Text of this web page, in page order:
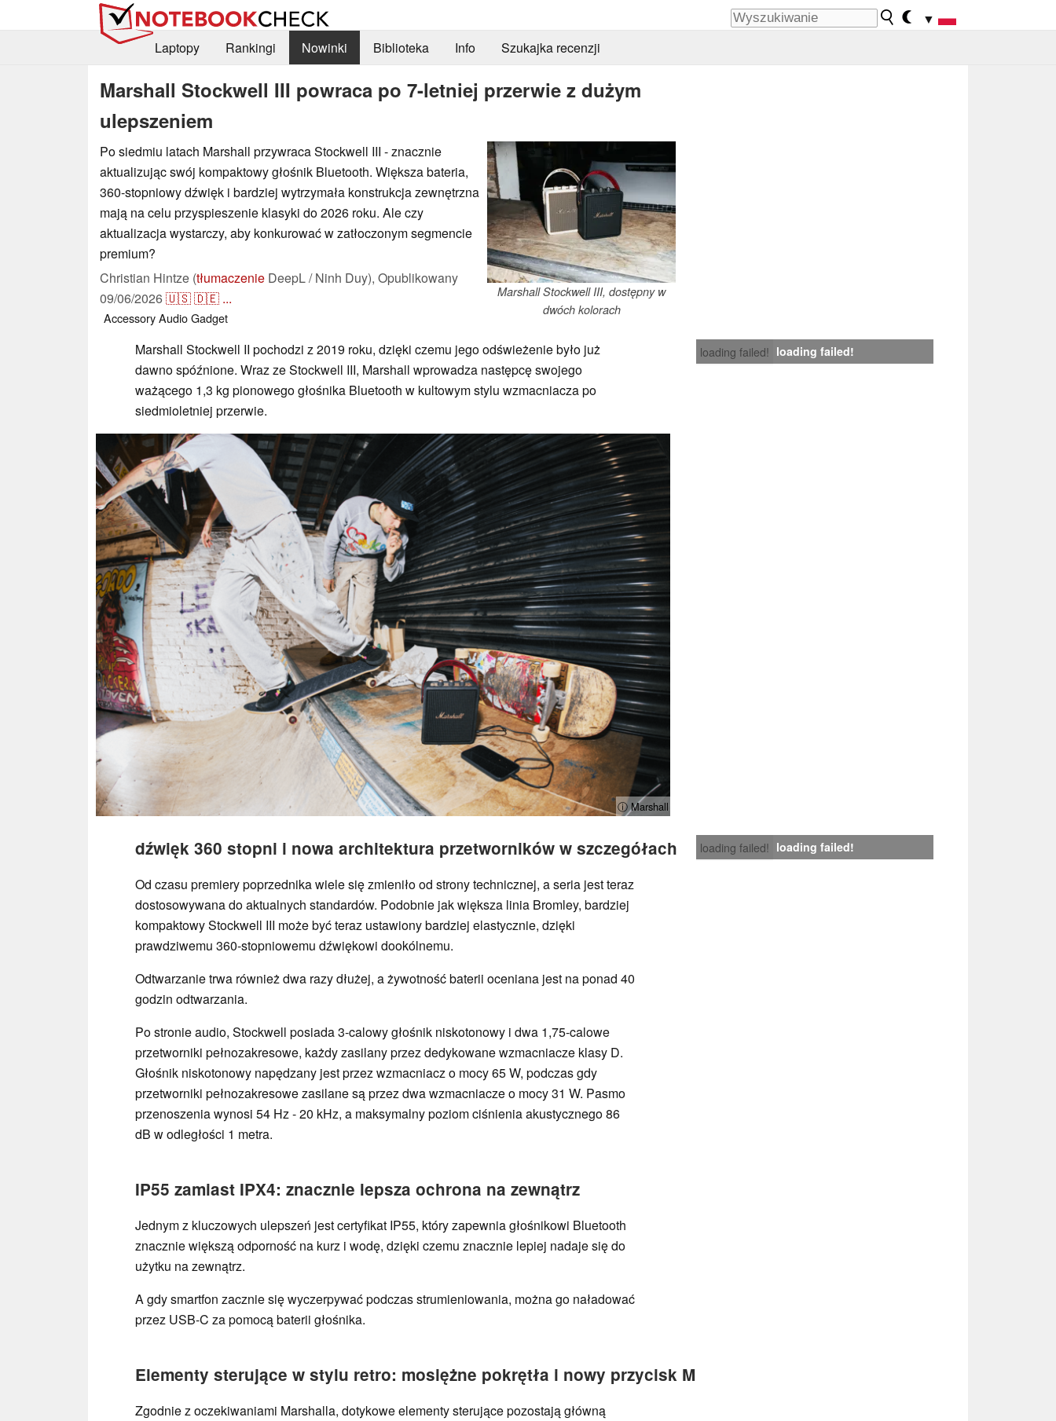
▼
Laptopy
Rankingi Nowinki Biblioteka Info Szukajka recenzji
Marshall Stockwell III powraca po 7-letniej przerwie z dużym
ulepszeniem
Marshall Stockwell III, dostępny w
dwóch kolorach
Po siedmiu latach Marshall przywraca Stockwell III - znacznie
aktualizując swój kompaktowy głośnik Bluetooth. Większa bateria,
360-stopniowy dźwięk i bardziej wytrzymała konstrukcja zewnętrzna
mają na celu przyspieszenie klasyki do 2026 roku. Ale czy
aktualizacja wystarczy, aby konkurować w zatłoczonym segmencie
premium?
Christian Hintze (tłumaczenie DeepL / Ninh Duy), Opublikowany
09/06/2026🇺🇸🇩🇪 ...
AccessoryAudioGadget
loading failed! loading failed!
Marshall Stockwell II pochodzi z 2019 roku, dzięki czemu jego odświeżenie było już
dawno spóźnione. Wraz ze Stockwell III, Marshall wprowadza następcę swojego
ważącego 1,3 kg pionowego głośnika Bluetooth w kultowym stylu wzmacniacza po
siedmioletniej przerwie.
ⓘ Marshall
loading failed! loading failed!
dźwięk 360 stopni i nowa architektura przetworników w szczegółach
Od czasu premiery poprzednika wiele się zmieniło od strony technicznej, a seria jest teraz
dostosowywana do aktualnych standardów. Podobnie jak większa linia Bromley, bardziej
kompaktowy Stockwell III może być teraz ustawiony bardziej elastycznie, dzięki
prawdziwemu 360-stopniowemu dźwiękowi dookólnemu.
Odtwarzanie trwa również dwa razy dłużej, a żywotność baterii oceniana jest na ponad 40
godzin odtwarzania.
Po stronie audio, Stockwell posiada 3-calowy głośnik niskotonowy i dwa 1,75-calowe
przetworniki pełnozakresowe, każdy zasilany przez dedykowane wzmacniacze klasy D.
Głośnik niskotonowy napędzany jest przez wzmacniacz o mocy 65 W, podczas gdy
przetworniki pełnozakresowe zasilane są przez dwa wzmacniacze o mocy 31 W. Pasmo
przenoszenia wynosi 54 Hz - 20 kHz, a maksymalny poziom ciśnienia akustycznego 86
dB w odległości 1 metra.
IP55 zamiast IPX4: znacznie lepsza ochrona na zewnątrz
Jednym z kluczowych ulepszeń jest certyfikat IP55, który zapewnia głośnikowi Bluetooth
znacznie większą odporność na kurz i wodę, dzięki czemu znacznie lepiej nadaje się do
użytku na zewnątrz.
A gdy smartfon zacznie się wyczerpywać podczas strumieniowania, można go naładować
przez USB-C za pomocą baterii głośnika.
Elementy sterujące w stylu retro: mosiężne pokrętła i nowy przycisk M
Zgodnie z oczekiwaniami Marshalla, dotykowe elementy sterujące pozostają główną